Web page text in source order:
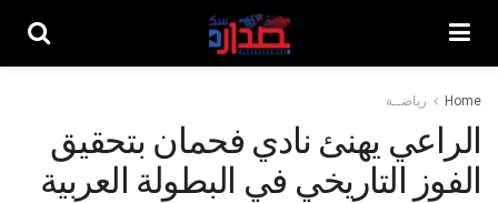
Home رياضــة
الراعي يهنئ نادي فحمان بتحقيق
الفوز التاريخي في البطولة العربية